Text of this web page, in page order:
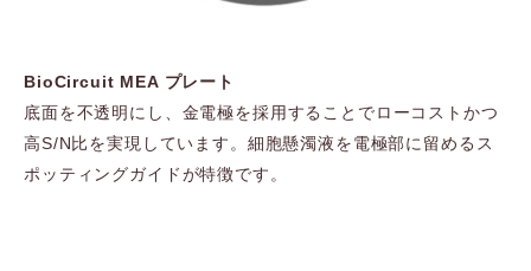
BioCircuit MEA プレート
底面を不透明にし、金電極を採用することでローコストかつ
高S/N比を実現しています。細胞懸濁液を電極部に留めるス
ポッティングガイドが特徴です。